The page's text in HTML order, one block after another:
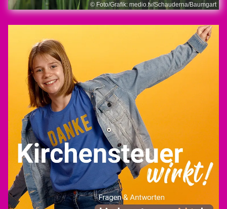
© Foto/Grafik: medio.tv/Schauderna/Baumgart